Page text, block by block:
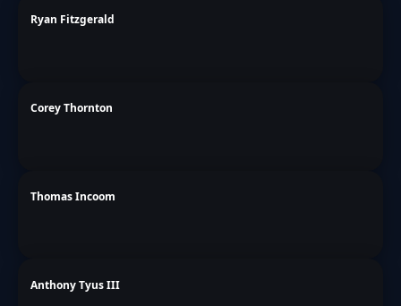
Ryan Fitzgerald
Corey Thornton
Thomas Incoom
Anthony Tyus III